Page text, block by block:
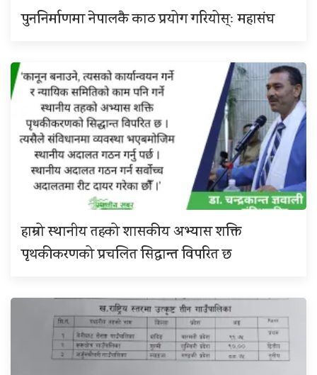
पुननिर्माणमा नेपालकै काठ प्रयोग गरियोस्ः महासंघ
हाम्रो स्थानीय तहको शासकीय अभ्यास शक्ति
पृथकीकरणको प्रचलित सिद्धान्त विपरित छ